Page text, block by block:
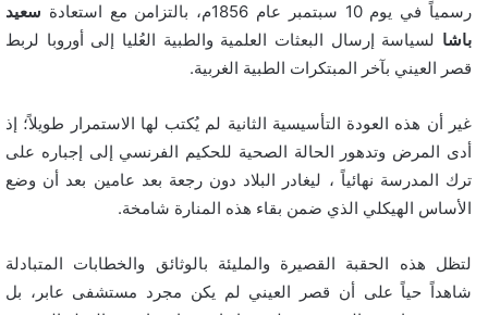
رسمياً في يوم 10 سبتمبر عام 1856م، بالتزامن مع استعادة
سعيد
باشا لسياسة إرسال البعثات العلمية والطبية العُليا إلى أوروبا لربط
قصر العيني بآخر المبتكرات الطبية الغربية.
غير أن هذه العودة التأسيسية الثانية لم يُكتب لها الاستمرار طويلاً؛ إذ
أدى المرض وتدهور الحالة الصحية للحكيم الفرنسي إلى إجباره على
ترك المدرسة نهائياً ، ليغادر البلاد دون رجعة بعد عامين بعد أن وضع
الأساس الهيكلي الذي ضمن بقاء هذه المنارة شامخة.
لتظل هذه الحقبة القصيرة والمليئة بالوثائق والخطابات المتبادلة
شاهداً حياً على أن قصر العيني لم يكن مجرد مستشفى عابر، بل